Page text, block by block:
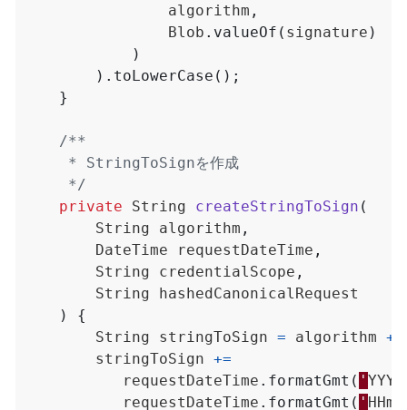
algorithm ,
Blob . valueOf ( signature )
)
). toLowerCase ();
}
     */
private
String createStringToSign (
String
algorithm ,
DateTime
requestDateTime ,
String
credentialScope ,
String
hashedCanonicalRequest
)
{
String
stringToSign = algorithm +
stringToSign +=
requestDateTime . formatGmt ( '
requestDateTime . formatGmt ( '